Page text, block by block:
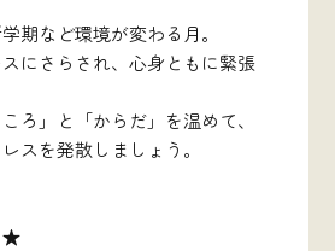
期など環境が変わる月。
にさらされ、心身ともに緊張
ろ」と「からだ」を温めて、
スを発散しましょう。
★